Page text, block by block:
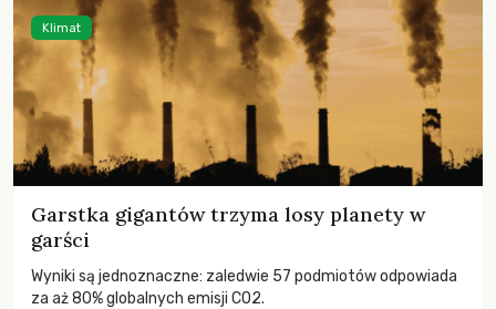
Garstka gigantów trzyma losy planety w
garści
Wyniki są jednoznaczne: zaledwie 57 podmiotów odpowiada
za aż 80% globalnych emisji CO2.
Klimat